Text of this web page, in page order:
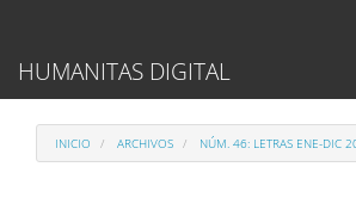
Contenido
principal
lateral
HUMANITAS DIGITAL
INICIO ARCHIVOS NÚM. 46: LETRAS ENE-DIC